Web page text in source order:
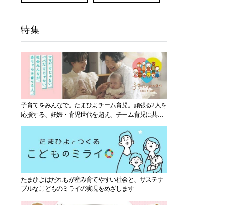
特集
子育てをみんなで。たまひよチーム育児。頑張る2人を
応援する、妊娠・育児世代を超え、チーム育児に共感
たまひよはだれもが産み育てやすい社会と、サステナ
ブルなこどものミライの実現をめざします